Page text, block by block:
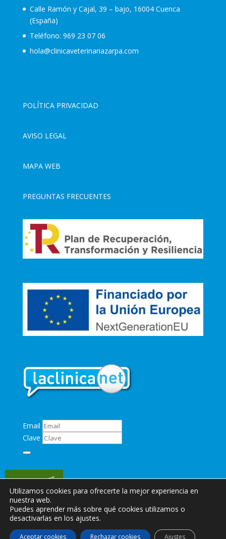
Calle Ramón y Cajal, 39 – bajo, 16004 Cuenca
(España)
Teléfono: 969 23 07 06
hola@clinicaveterinariazarpa.com
POLÍTICA PRIVACIDAD
AVISO LEGAL
MAPA WEB
PREGUNTAS FRECUENTES
Email
Clave
© Copyright 2024Clínica Veterinaria Zarpa
Utilizamos cookies para ofrecerte la mejor experiencia en
nuestra web.
Puedes aprender más sobre qué cookies utilizamos o
desactivarlas en los ajustes.
Aceptar cookies Rechazar cookies Ajustes